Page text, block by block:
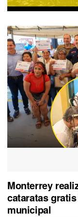
Monterrey
cataratas
municipal